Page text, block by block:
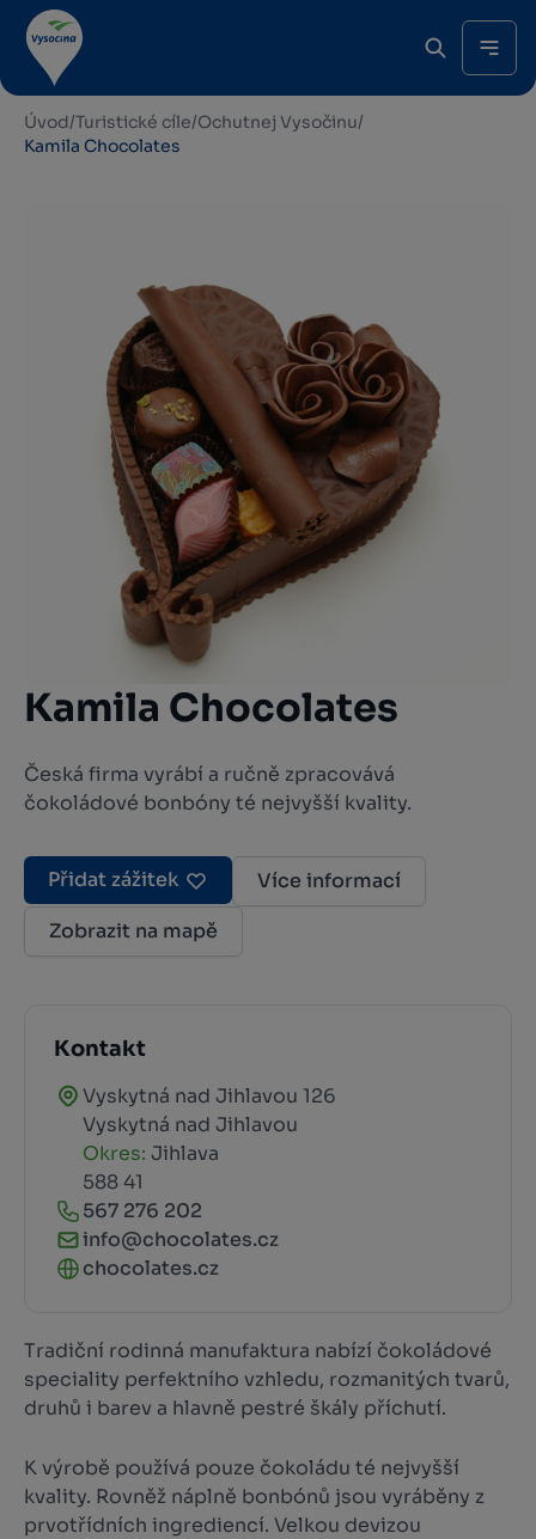
Úvod/Turistické cíle/Ochutnej Vysočinu/
Kamila Chocolates
Kamila Chocolates
Česká firma vyrábí a ručně zpracovává
čokoládové bonbóny té nejvyšší kvality.
Přidat zážitek
Více informací
Zobrazit na mapě
Kontakt
Vyskytná nad Jihlavou 126
Vyskytná nad Jihlavou
Okres: Jihlava
588 41
567 276 202
info@chocolates.cz
chocolates.cz
Tradiční rodinná manufaktura nabízí čokoládové
speciality perfektního vzhledu, rozmanitých tvarů,
druhů i barev a hlavně pestré škály příchutí.
K výrobě používá pouze čokoládu té nejvyšší
kvality. Rovněž náplně bonbónů jsou vyráběny z
prvotřídních ingrediencí. Velkou devizou